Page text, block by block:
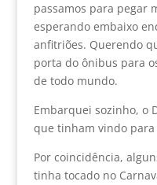
passamos para pegar
esperando embaixo
anfitriões. Querendo
porta do ônibus para
de todo mundo.
Embarquei sozinho, o
que tinham vindo para
Por coincidência,
tinha tocado no